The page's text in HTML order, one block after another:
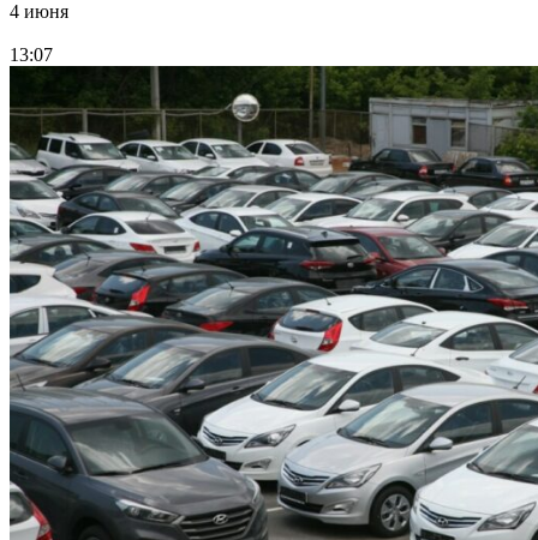
4 июня
13:07